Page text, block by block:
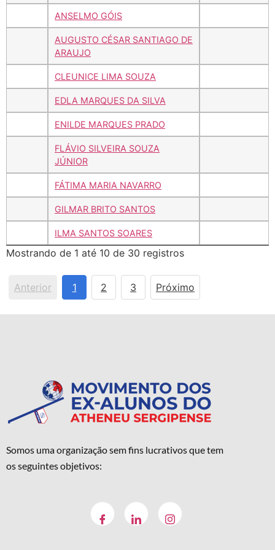
ANSELMO GÓIS
AUGUSTO CÉSAR SANTIAGO DE
ARAUJO
CLEUNICE LIMA SOUZA
EDLA MARQUES DA SILVA
ENILDE MARQUES PRADO
FLÁVIO SILVEIRA SOUZA
JÚNIOR
FÁTIMA MARIA NAVARRO
GILMAR BRITO SANTOS
ILMA SANTOS SOARES
Mostrando de 1 até 10 de 30 registros
Anterior 1 2 3 Próximo
Somos uma organização sem fins lucrativos que tem
os seguintes objetivos: